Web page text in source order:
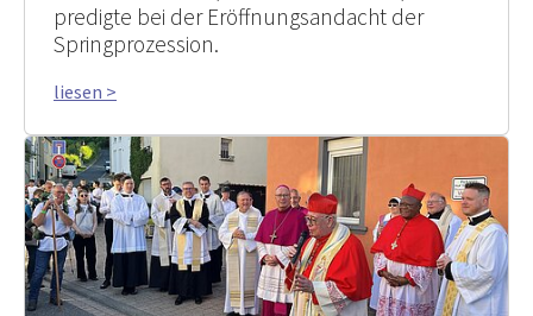
predigte bei der Eröffnungsandacht der
Springprozession.
liesen >